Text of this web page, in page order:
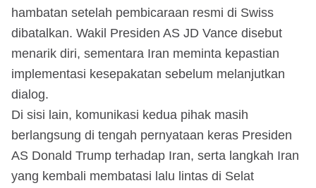
hambatan setelah pembicaraan resmi di Swiss
dibatalkan. Wakil Presiden AS JD Vance disebut
menarik diri, sementara Iran meminta kepastian
implementasi kesepakatan sebelum melanjutkan
dialog.
Di sisi lain, komunikasi kedua pihak masih
berlangsung di tengah pernyataan keras Presiden
AS Donald Trump terhadap Iran, serta langkah Iran
yang kembali membatasi lalu lintas di Selat